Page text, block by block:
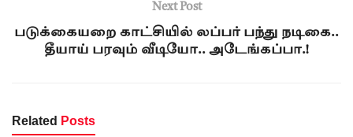
Next Post
படுக்கையறை காட்சியில் லப்பர் பந்து நடிகை..
தீயாய் பரவும் வீடியோ.. அடேங்கப்பா.!
Related Posts